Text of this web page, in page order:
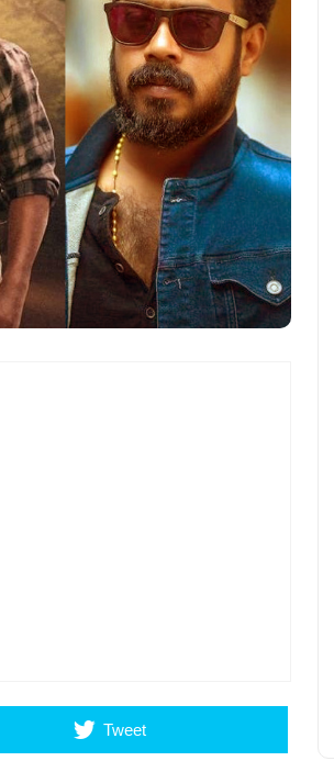
Tweet